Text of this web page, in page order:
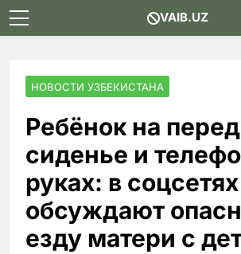
Skip
to
VAIB.UZ
НОВОСТИ УЗБЕКИСТАНА
Ребёнок на
сиденье и
руках: в соцсетях
обсуждают
езду матери с